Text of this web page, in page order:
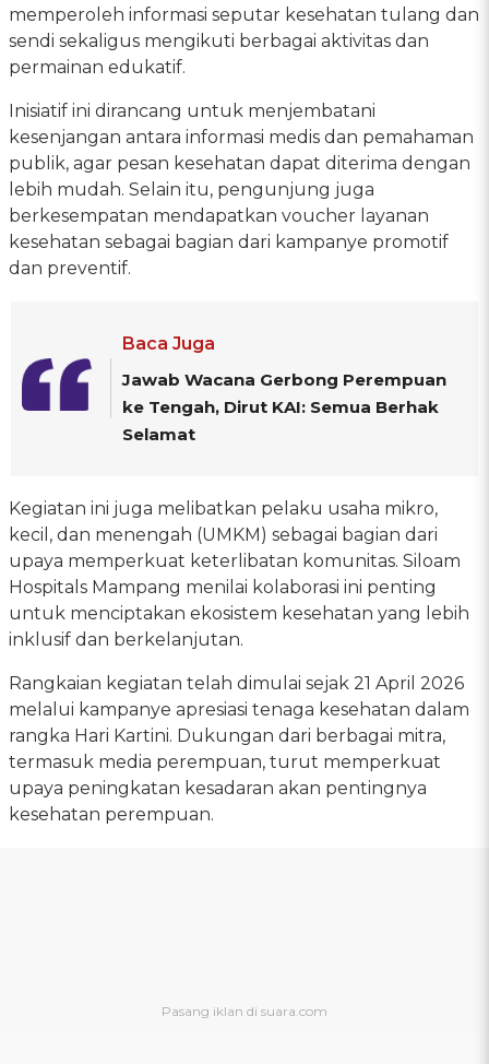
memperoleh informasi seputar kesehatan tulang dan
sendi sekaligus mengikuti berbagai aktivitas dan
permainan edukatif.
Inisiatif ini dirancang untuk menjembatani
kesenjangan antara informasi medis dan pemahaman
publik, agar pesan kesehatan dapat diterima dengan
lebih mudah. Selain itu, pengunjung juga
berkesempatan mendapatkan voucher layanan
kesehatan sebagai bagian dari kampanye promotif
dan preventif.
Baca Juga
Jawab Wacana Gerbong Perempuan
ke Tengah, Dirut KAI: Semua Berhak
Selamat
Kegiatan ini juga melibatkan pelaku usaha mikro,
kecil, dan menengah (UMKM) sebagai bagian dari
upaya memperkuat keterlibatan komunitas. Siloam
Hospitals Mampang menilai kolaborasi ini penting
untuk menciptakan ekosistem kesehatan yang lebih
inklusif dan berkelanjutan.
Rangkaian kegiatan telah dimulai sejak 21 April 2026
melalui kampanye apresiasi tenaga kesehatan dalam
rangka Hari Kartini. Dukungan dari berbagai mitra,
termasuk media perempuan, turut memperkuat
upaya peningkatan kesadaran akan pentingnya
kesehatan perempuan.